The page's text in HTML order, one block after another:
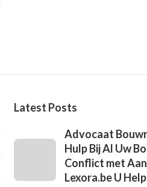
Latest Posts
Advocaat
Hulp Bij Al Uw
Conflict met
Lexora.be U